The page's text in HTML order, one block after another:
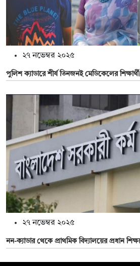
২৭ নভেম্বর ২০২৫
পুলিশ ক্যাডারে শীর্ষ তিনজনই মেডিকেলের শিক্ষার্থী
২৭ নভেম্বর ২০২৫
নন-ক্যাডার থেকে প্রাথমিক বিদ্যালয়ের প্রধান